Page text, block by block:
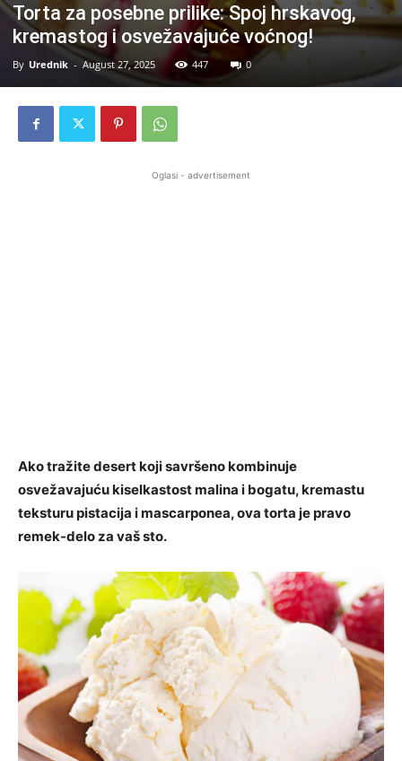
Torta za posebne prilike: Spoj hrskavog,
kremastog i osvežavajuće voćnog!
By Urednik - August 27, 2025 447 0
Oglasi - advertisement
Ako tražite desert koji savršeno kombinuje
osvežavajuću kiselkastost malina i bogatu, kremastu
teksturu pistacija i mascarponea, ova torta je pravo
remek-delo za vaš sto.